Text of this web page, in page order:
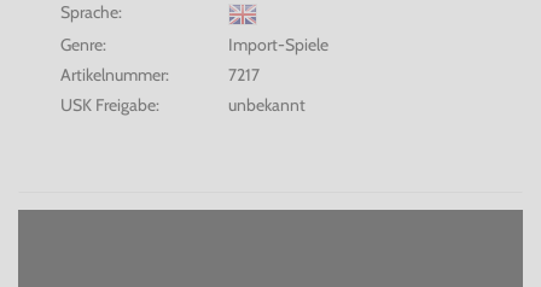
Sprache:
Genre:
Import-Spiele
Artikelnummer:
7217
USK Freigabe:
unbekannt